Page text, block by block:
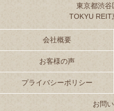
東京都渋谷
TOKYU
会社概要
お客様の声
プライバシーポリシー
お問